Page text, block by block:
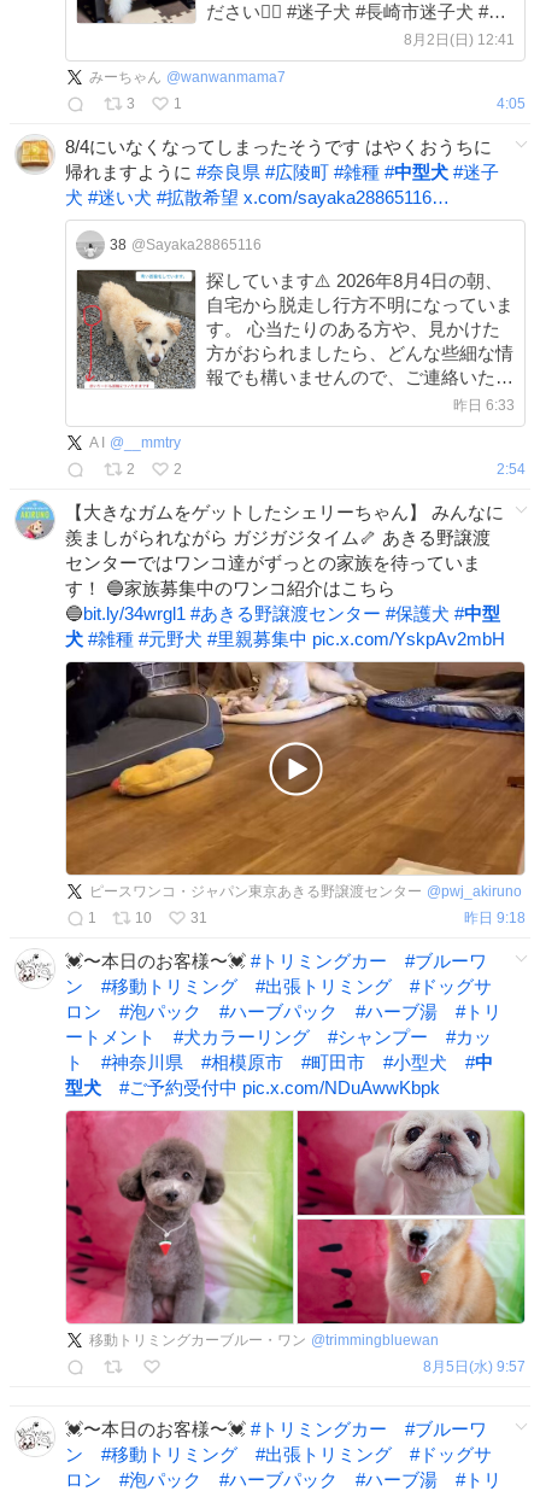
ださい🙇‍♂️ #迷子犬 #長崎市迷子犬 #三
原 ＊水色の編み込み首輪 maigo-
pet.net/dog/25862
8月2日(日) 12:41
みーちゃん @wanwanmama7
3
1 4:05
8/4にいなくなってしまったそうです はやくおうちに
帰れますように #奈良県 #広陵町 #雑種 #中型犬 #迷子
犬 #迷い犬 #拡散希望 x.com/sayaka28865116…
38 @Sayaka28865116
探しています⚠️ 2026年8月4日の朝、
自宅から脱走し行方不明になっていま
す。 心当たりのある方や、見かけた
方がおられましたら、どんな些細な情
報でも構いませんので、ご連絡いただ
けると大変助かります。どうぞ宜しく
お願いいたします。 #奈良県 #広陵町
昨日 6:33
A I @ __mmtry
2
2 2:54
【大きなガムをゲットしたシェリーちゃん】 みんなに
羨ましがられながら ガジガジタイム🦴 あきる野譲渡
センターではワンコ達がずっとの家族を待っていま
す！ 🔵家族募集中のワンコ紹介はこちら
🔵bit.ly/34wrgl1 #あきる野譲渡センター #保護犬 #中型
犬 #雑種 #元野犬 #里親募集中 pic.x.com/YskpAv2mbH
ピースワンコ・ジャパン東京あきる野譲渡センター @pwj_akiruno
1
10 31 昨日 9:18
💓〜本日のお客様〜💓 #トリミングカー #ブルーワ
ン
#移動トリミング #出張トリミング #ドッグサ
ロン
#泡パック #ハーブパック #ハーブ湯 #トリ
ートメント
#犬カラーリング #シャンプー #カッ
ト
#神奈川県 #相模原市 #町田市 #小型犬 #中
型犬
#ご予約受付中 pic.x.com/NDuAwwKbpk
移動トリミングカーブルー・ワン @trimmingbluewan
8月5日(水) 9:57
💓〜本日のお客様〜💓 #トリミングカー #ブルーワ
ン
#移動トリミング #出張トリミング #ドッグサ
ロン
#泡パック #ハーブパック #ハーブ湯 #トリ